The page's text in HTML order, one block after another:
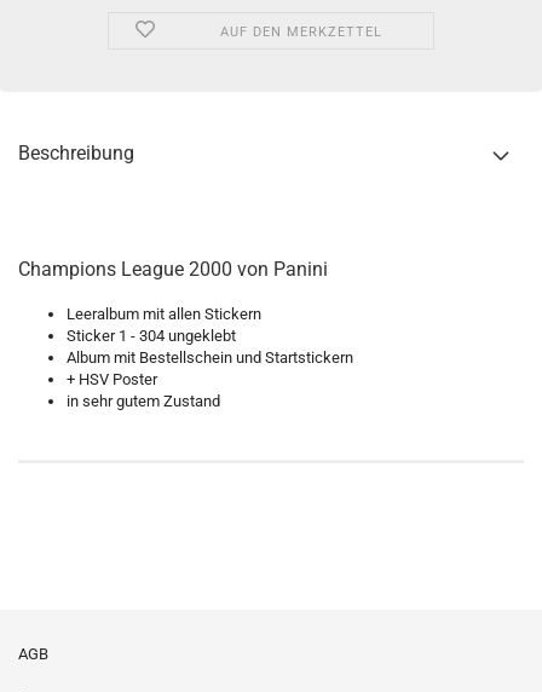
AUF DEN MERKZETTEL
Beschreibung
Champions League 2000 von Panini
Leeralbum mit allen Stickern
Sticker 1 - 304 ungeklebt
Album mit Bestellschein und Startstickern
+ HSV Poster
in sehr gutem Zustand
AGB